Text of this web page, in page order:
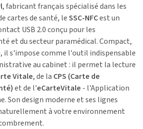
, fabricant français spécialisé dans les
cartes de santé, leSSC-NFCest un
USB 2.0 conçu pour les
et du secteur paramédical. Compact,
il s'impose comme l'outil indispensable
au cabinet : il permet la lecture
Vitale, de la CPS (Carte de
et de l'eCarteVitale - l'Application
Son design moderne et ses lignes
à votre environnement